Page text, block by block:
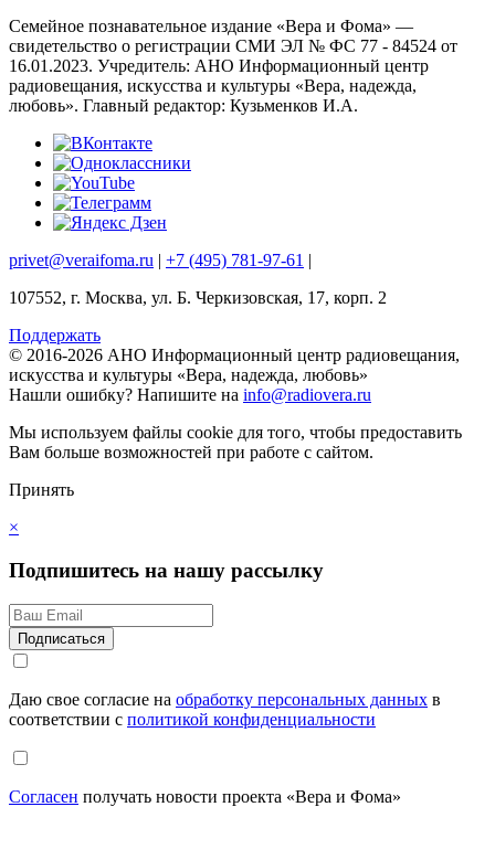
Семейное познавательное издание «Вера и Фома» —
свидетельство о регистрации СМИ ЭЛ № ФС 77 - 84524 от
16.01.2023. Учредитель: АНО Информационный центр
радиовещания, искусства и культуры «Вера, надежда,
любовь». Главный редактор: Кузьменков И.А.
privet@veraifoma.ru +7 (495) 781-97-61
107552, г. Москва, ул. Б. Черкизовская, 17, корп. 2
Поддержать
© 2016-2026 АНО Информационный центр радиовещания,
искусства и культуры «Вера, надежда, любовь»
Нашли ошибку? Напишите на info@radiovera.ru
Мы используем файлы cookie для того, чтобы предоставить
Вам больше возможностей при работе с сайтом.
Принять
×
Подпишитесь на нашу рассылку
Даю свое согласие на обработку персональных данных в
соответствии с политикой конфиденциальности
Согласен получать новости проекта «Вера и Фома»